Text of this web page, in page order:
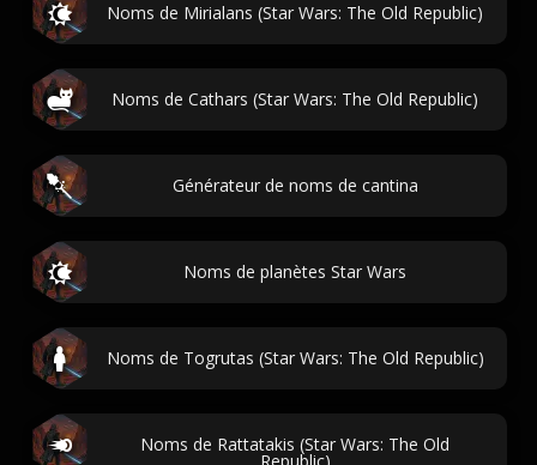
Noms de Mirialans (Star Wars: The Old Republic)
Noms de Cathars (Star Wars: The Old Republic)
Générateur de noms de cantina
Noms de planètes Star Wars
Noms de Togrutas (Star Wars: The Old Republic)
Noms de Rattatakis (Star Wars: The Old